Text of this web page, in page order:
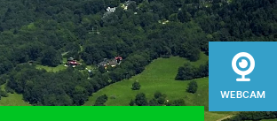
4°
SAMEDI
3°
WEBCAM